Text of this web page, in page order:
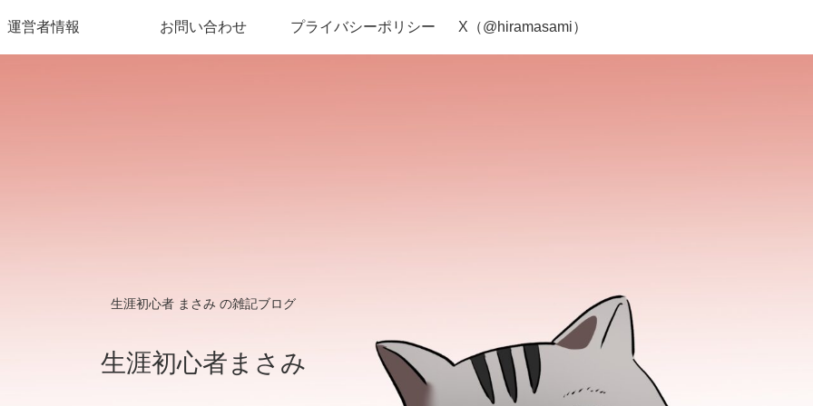
生涯初心者 まさみ の雑記ブログ
生涯初心者まさみ
運営者情報 お問い合わせ プライバシーポリシー X（@hiramasami）